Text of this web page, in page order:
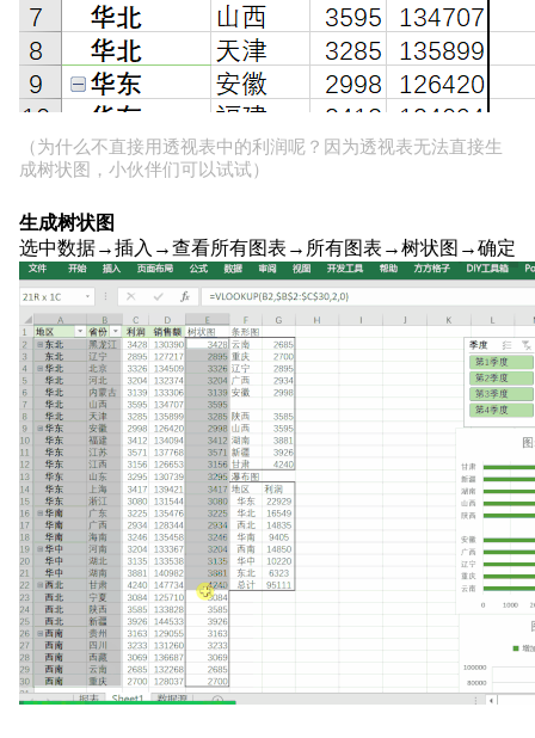
（为什么不直接用透视表中的利润呢？因为透视表无法直接生
成树状图，小伙伴们可以试试）
生成树状图
选中数据→插入→查看所有图表→所有图表→树状图→确定